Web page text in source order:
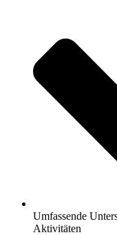
Umfassende
Aktivitäten